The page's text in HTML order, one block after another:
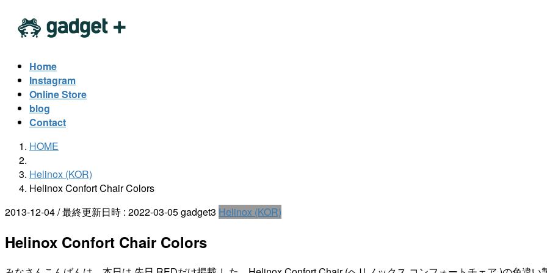
Home
Instagram
Online Store
blog
Contact
HOME
Helinox (KOR)
Helinox Confort Chair Colors
2013-12-04/ 最終更新日時 : 2022-03-05gadget3 Helinox (KOR)
Helinox Confort Chair Colors